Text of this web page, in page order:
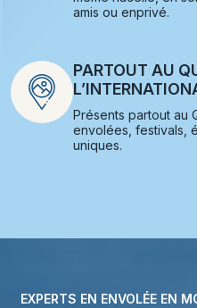
amis ou enprivé.
PARTOUT AU
Présents partout au
envolées, festivals,
uniques.
EXPERTS EN ENVOLÉE EN